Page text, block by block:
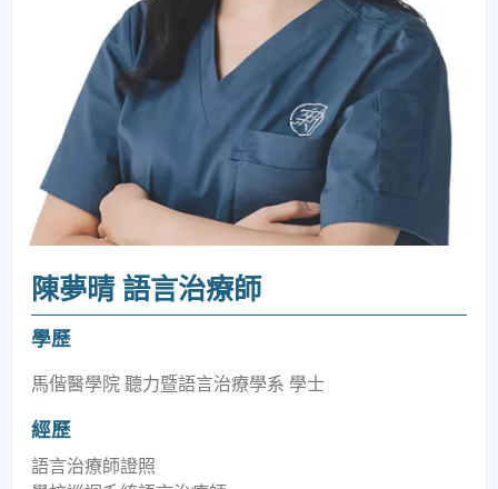
陳夢晴 語言治療師
學歷
馬偕醫學院 聽力暨語言治療學系 學士
經歷
語言治療師證照